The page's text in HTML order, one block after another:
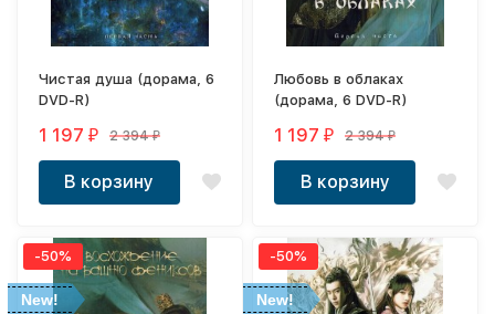
Чистая душа (дорама, 6
DVD-R)
1 197₽ 2 394₽
В корзину
Любовь в облаках
(дорама, 6 DVD-R)
1 197₽ 2 394₽
В корзину
New!
-50%
New!
-50%